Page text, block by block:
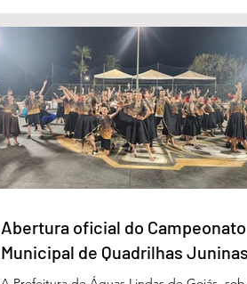
terça-feira (16/6) não havia sido localizada.
de Bombeiros realiza buscas na região, que
mata fechada e próxima ao Rio Paraíso. De
com o tenente Vivaldo Alves da Silva Filho,
Abertura oficial do Campeonato
Municipal de Quadrilhas Juninas